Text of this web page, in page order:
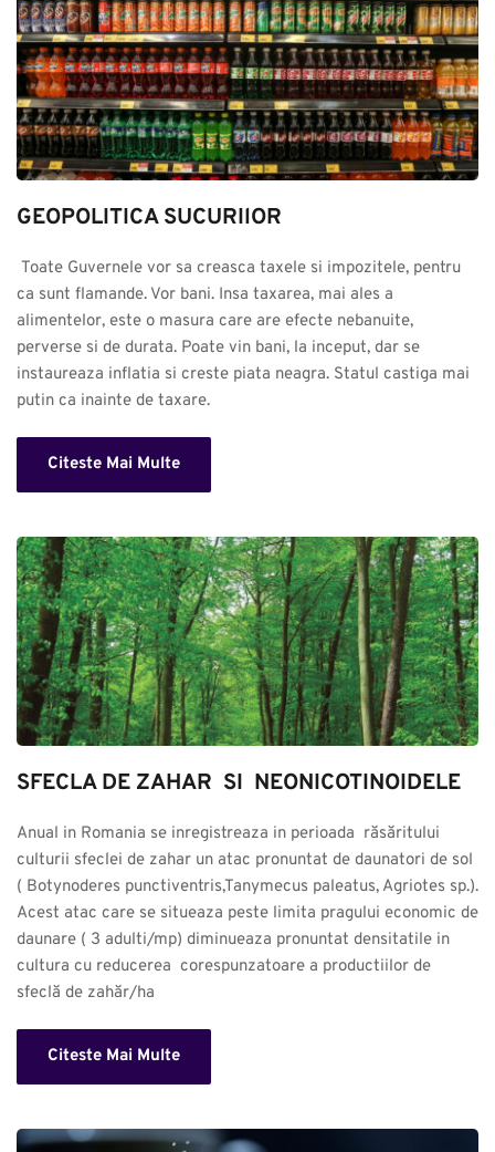
GEOPOLITICA SUCURIlOR
ca sunt flamande. Vor bani. Insa taxarea, mai ales a
alimentelor, este o masura care are efecte nebanuite,
perverse si de durata. Poate vin bani, la inceput, dar se
instaureaza inflatia si creste piata neagra. Statul castiga mai
putin ca inainte de taxare.
Citeste Mai Multe
SFECLA DE ZAHAR  SI  NEONICOTINOIDELE
Anual in Romania se inregistreaza in perioada  răsăritului
culturii sfeclei de zahar un atac pronuntat de daunatori de sol
( Botynoderes punctiventris,Tanymecus paleatus, Agriotes sp.).
Acest atac care se situeaza peste limita pragului economic de
daunare ( 3 adulti/mp) diminueaza pronuntat densitatile in
cultura cu reducerea  corespunzatoare a productiilor de
sfeclă de zahăr/ha
Citeste Mai Multe